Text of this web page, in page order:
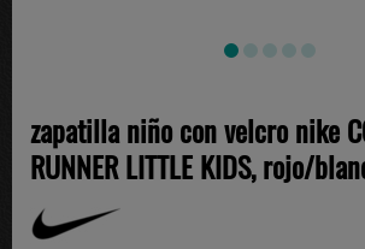
zapatilla niño con velcro nike
RUNNER LITTLE KIDS, rojo/